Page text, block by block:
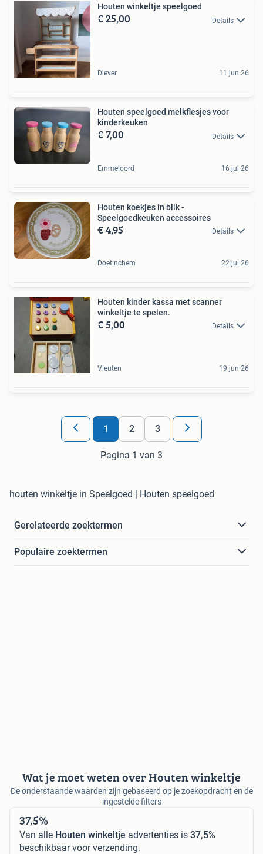
Houten winkeltje speelgoed
€ 25,00 Details
Diever 11 jun 26
Houten speelgoed melkflesjes voor
kinderkeuken
€ 7,00 Details
Emmeloord 16 jul 26
Houten koekjes in blik -
Speelgoedkeuken accessoires
€ 4,95 Details
Doetinchem 22 jul 26
Houten kinder kassa met scanner
winkeltje te spelen.
€ 5,00 Details
Vleuten 19 jun 26
1 2 3
Pagina 1 van 3
houten winkeltje in Speelgoed | Houten speelgoed
Gerelateerde zoektermen
Populaire zoektermen
Wat je moet weten over Houten winkeltje
De onderstaande waarden zijn gebaseerd op je zoekopdracht en de
ingestelde filters
37,5%
Van alle Houten winkeltje advertenties is 37,5%
beschikbaar voor verzending.